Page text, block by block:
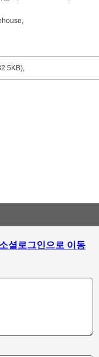
,
소셜로그인으로 이동